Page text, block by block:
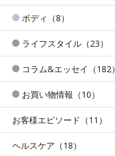
ボディ（8）
ライフスタイル（23）
コラム&エッセイ（182）
お買い物情報（10）
お客様エピソード（11）
ヘルスケア（18）